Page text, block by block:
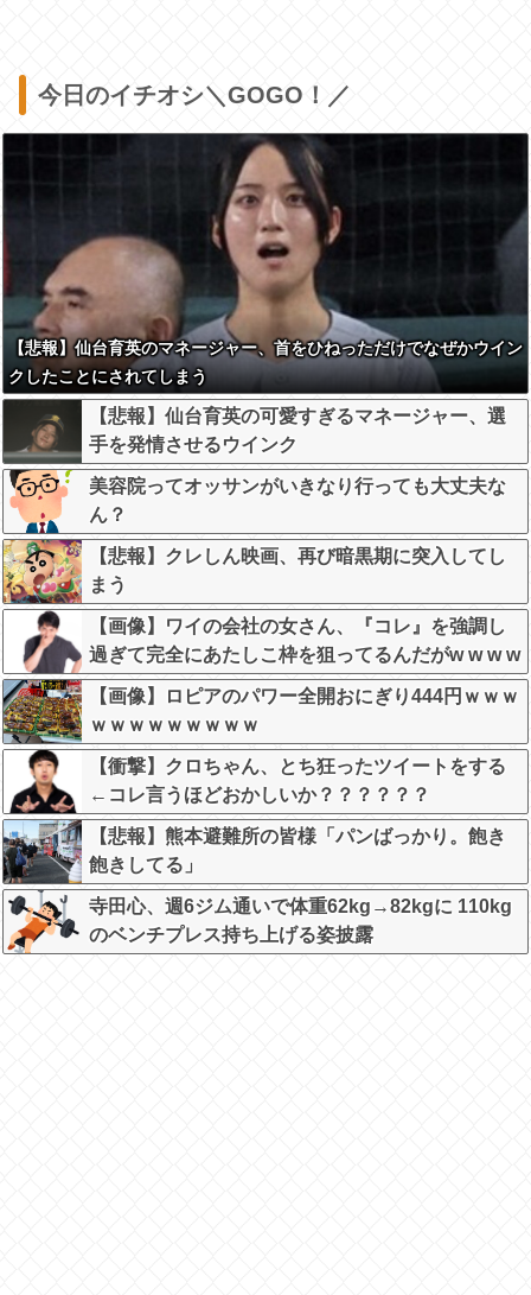
今日のイチオシ＼GOGO！／
【悲報】仙台育英のマネージャー、首をひねっただけでなぜかウイン
クしたことにされてしまう
【悲報】仙台育英の可愛すぎるマネージャー、選
手を発情させるウインク
美容院ってオッサンがいきなり行っても大丈夫な
ん？
【悲報】クレしん映画、再び暗黒期に突入してし
まう
【画像】ワイの会社の女さん、『コレ』を強調し
過ぎて完全にあたしこ枠を狙ってるんだがw w w w
w w w w w w w w
【画像】ロピアのパワー全開おにぎり444円ｗｗｗ
ｗｗｗｗｗｗｗｗｗ
【衝撃】クロちゃん、とち狂ったツイートをする
←コレ言うほどおかしいか？？？？？？
【悲報】熊本避難所の皆様「パンばっかり。飽き
飽きしてる」
寺田心、週6ジム通いで体重62kg→82kgに 110kg
のベンチプレス持ち上げる姿披露